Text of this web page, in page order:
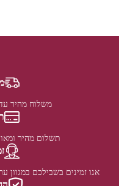
משלוח מהיר עד הבית
תשלום מהיר
אנו זמינים בשבילכם